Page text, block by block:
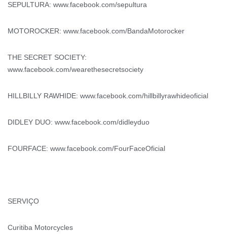
SEPULTURA: www.facebook.com/sepultura
MOTOROCKER: www.facebook.com/BandaMotorocker
THE SECRET SOCIETY:
www.facebook.com/wearethesecretsociety
HILLBILLY RAWHIDE: www.facebook.com/hillbillyrawhideoficial
DIDLEY DUO: www.facebook.com/didleyduo
FOURFACE: www.facebook.com/FourFaceOficial
SERVIÇO
Curitiba Motorcycles